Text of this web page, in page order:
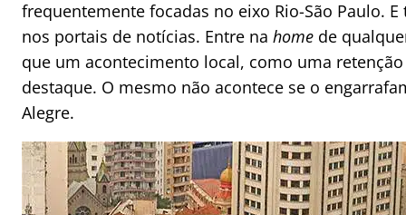
frequentemente focadas no eixo Rio-São Paulo.
nos portais de notícias. Entre na home de
que um acontecimento local, como uma
destaque. O mesmo não acontece se o
Alegre.